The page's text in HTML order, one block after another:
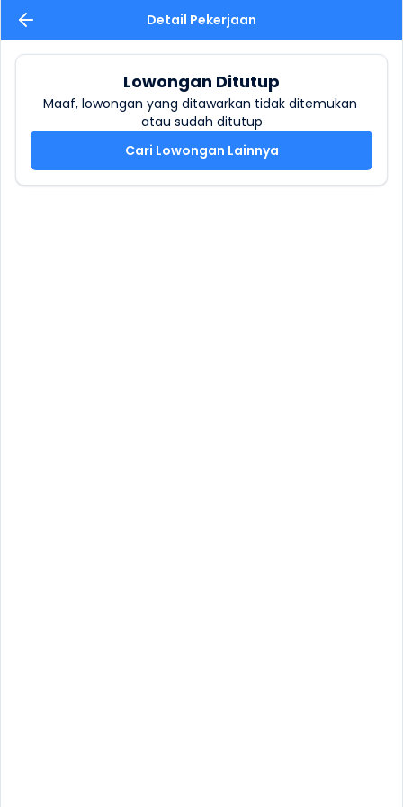
Detail Pekerjaan
Lowongan Ditutup
Maaf, lowongan yang ditawarkan tidak ditemukan
atau sudah ditutup
Cari Lowongan Lainnya